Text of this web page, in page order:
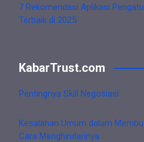
7 Rekomendasi Aplikasi
Terbaik di 2025
KabarTrust.com
Pentingnya Skill Negosiasi
Kesalahan Umum dalam
Cara Menghindarinya